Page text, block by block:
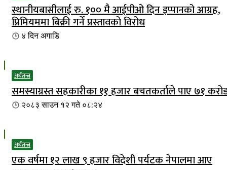
स्थानीयबासीलाई रु. १०० मै आईपीओ दिन इप्पानको आग्रह,
प्रिमियममा बिक्री गर्ने प्रस्तावको विरोध
४ दिनअगाडि
अर्थतन्त्र
समस्याग्रस्त सहकारीका ११ हजार बचतकर्ताले पाए ७१
२०८३ साउन १२ गते ०८:२४
अर्थतन्त्र
एक वर्षमा १२ लाख ९ हजार विदेशी पर्यटक नेपालमा आए